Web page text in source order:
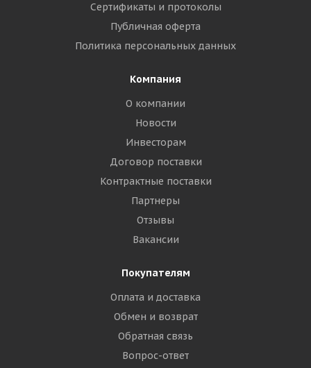
Сертификаты и протоколы
Публичная оферта
Политика персональных данных
Компания
О компании
Новости
Инвесторам
Договор поставки
Контрактные поставки
Партнеры
Отзывы
Вакансии
Покупателям
Оплата и доставка
Обмен и возврат
Обратная связь
Вопрос-ответ